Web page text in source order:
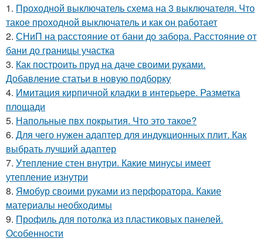
1. Проходной выключатель схема на 3 выключателя. Что
такое проходной выключатель и как он работает
2. СНиП на расстояние от бани до забора. Расстояние от
бани до границы участка
3. Как построить пруд на даче своими руками.
Добавление статьи в новую подборку
4. Имитация кирпичной кладки в интерьере. Разметка
площади
5. Напольные пвх покрытия. Что это такое?
6. Для чего нужен адаптер для индукционных плит. Как
выбрать лучший адаптер
7. Утепление стен внутри. Какие минусы имеет
утепление изнутри
8. Ямобур своими руками из перфоратора. Какие
материалы необходимы
9. Профиль для потолка из пластиковых панелей.
Особенности